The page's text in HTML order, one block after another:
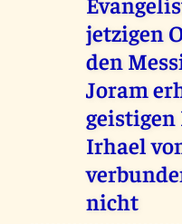
jetzigen
den
Joram
geistigen
Irhael
nicht